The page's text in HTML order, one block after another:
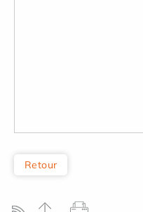
Retour